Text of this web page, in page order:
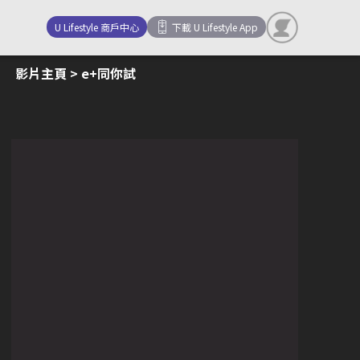
U Lifestyle 商戶中心 下載 U Lifestyle App
影片主頁 > e+同你試